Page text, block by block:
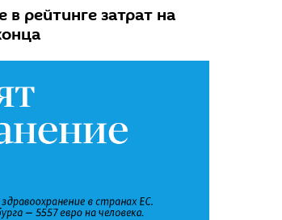
в рейтинге затрат на